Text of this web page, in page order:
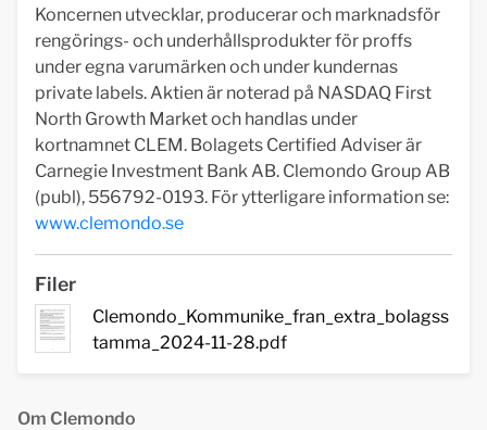
Koncernen utvecklar, producerar och marknadsför
rengörings- och underhållsprodukter för proffs
under egna varumärken och under kundernas
private labels. Aktien är noterad på NASDAQ First
North Growth Market och handlas under
kortnamnet CLEM. Bolagets Certified Adviser är
Carnegie Investment Bank AB. Clemondo Group AB
(publ), 556792-0193. För ytterligare information se:
www.clemondo.se
Filer
Clemondo_Kommunike_fran_extra_bolagss
tamma_2024-11-28.pdf
Om Clemondo